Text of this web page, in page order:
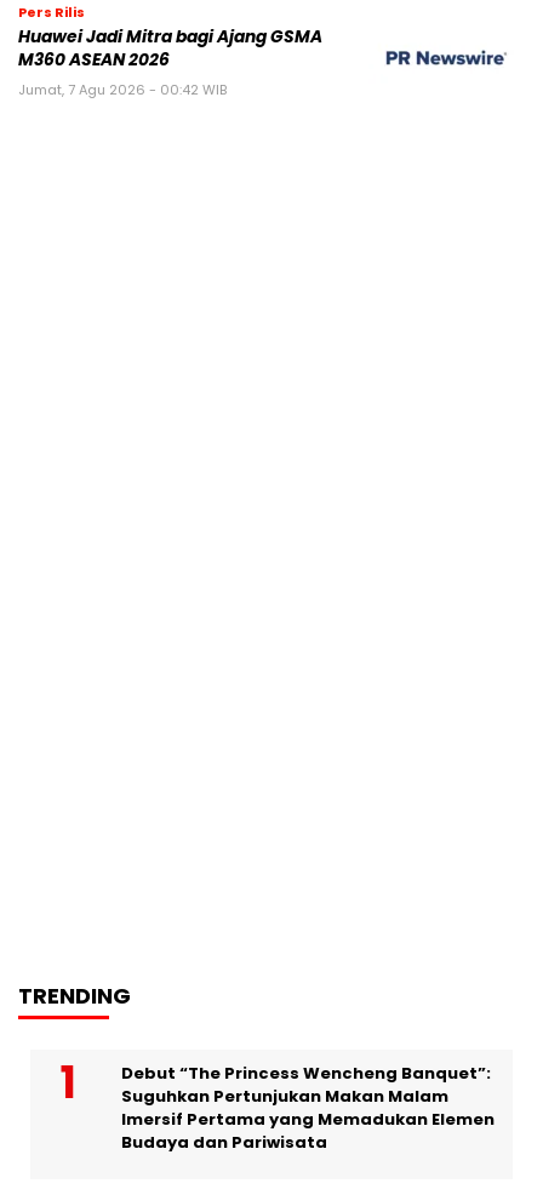
Pers Rilis
Huawei Jadi Mitra bagi Ajang GSMA
M360 ASEAN 2026
Jumat, 7 Agu 2026 - 00:42 WIB
TRENDING
Debut “The Princess Wencheng Banquet”:
Suguhkan Pertunjukan Makan Malam
Imersif Pertama yang Memadukan Elemen
Budaya dan Pariwisata